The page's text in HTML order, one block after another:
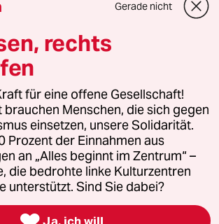
und Vertriebs GmbH
Bei rechtlichen Fragen oder für Genehmigungen
lizenzen@taz.de
Kommune-Richtlinien
Datenschutz Impressum AGB
widerrufen (Ads)
Gerade nicht
rechts
für eine offene Gesellschaft!
brauchen Menschen, die sich gegen
einsetzen, unsere Solidarität.
Prozent der Einnahmen aus
an „Alles beginnt im Zentrum“ –
die bedrohte linke Kulturzentren
unterstützt. Sind Sie dabei?
Ja, ich will